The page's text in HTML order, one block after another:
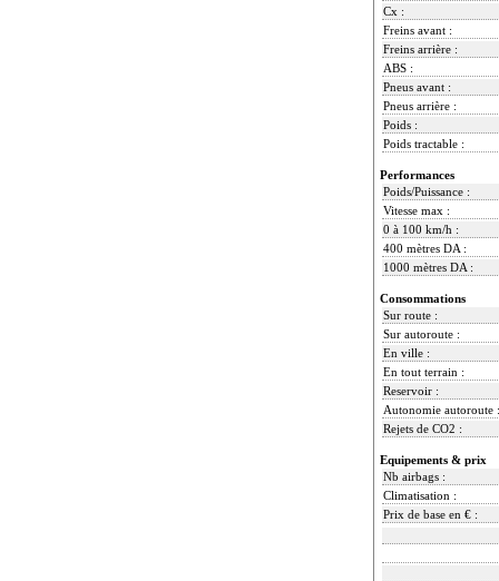
Cx :
Freins avant :
Freins arrière :
ABS :
Pneus avant :
Pneus arrière :
Poids :
Poids tractable :
Performances
Poids/Puissance :
Vitesse max :
0 à 100 km/h :
400 mètres DA :
1000 mètres DA :
Consommations
Sur route :
Sur autoroute :
En ville :
En tout terrain :
Reservoir :
Autonomie autoroute :
Rejets de CO2 :
Equipements & prix
Nb airbags :
Climatisation :
Prix de base en € :